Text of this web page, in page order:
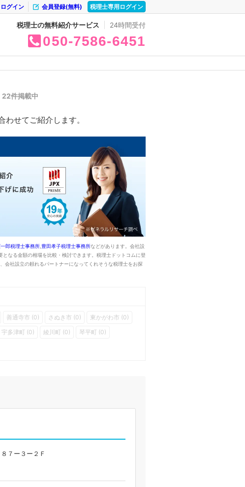
税理士専用ログイン
会員登録(無料)
ログイン
税理士の無料紹介サービス 24時間受付
050 7586 6451
22件掲載中
せてご紹介します。
郎税理士事務所 豊田孝子税理士事務所などがあります。会社設
なる金額の相場を比較・検討できます。税理士ドットコムに登
会社設立の頼れるパートナーになってくれそうな税理士をお探
善通寺市 (0) さぬき市 (0)
東かがわ市 (0)
宇多津町 (0) 綾川町 (0)
琴平町 (0)
７ー３ー２Ｆ